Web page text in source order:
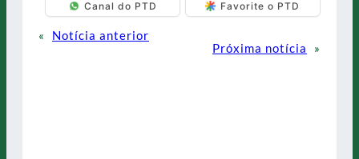
Canal do PTD Favorite o PTD
«
Notícia anterior
Próxima notícia
»